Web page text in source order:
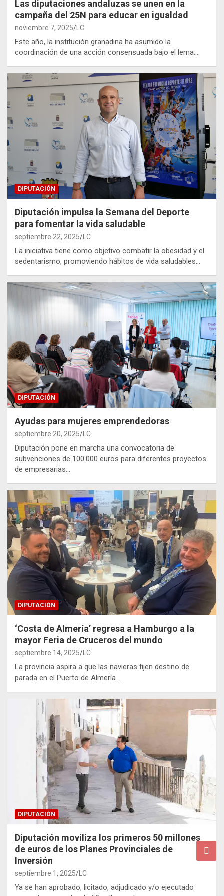
Las diputaciones andaluzas se unen en la
campaña del 25N para educar en igualdad
noviembre 7, 2025 LC
Este año, la institución granadina ha asumido la
coordinación de una acción consensuada bajo el lema:…
DIPUTACIÓN
Diputación impulsa la Semana del Deporte
para fomentar la vida saludable
septiembre 22, 2025 LC
La iniciativa tiene como objetivo combatir la obesidad y el
sedentarismo, promoviendo hábitos de vida saludables…
DIPUTACIÓN
Ayudas para mujeres emprendedoras
septiembre 20, 2025 LC
Diputación pone en marcha una convocatoria de
subvenciones de 100.000 euros para diferentes proyectos
de empresarias…
DIPUTACIÓN
‘Costa de Almería’ regresa a Hamburgo a la
mayor Feria de Cruceros del mundo
septiembre 14, 2025 LC
La provincia aspira a que las navieras fijen destino de
parada en el Puerto de Almería.…
DIPUTACIÓN
Diputación moviliza los primeros 50 millones
de euros de los Planes Provinciales de
Inversión
septiembre 1, 2025 LC
Ya se han aprobado, licitado, adjudicado y/o ejecutado